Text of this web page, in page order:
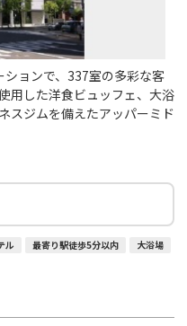
ションで、337室の多彩な客
用した洋食ビュッフェ、大浴
スジムを備えたアッパーミド
ル 最寄り駅徒歩5分以内 大浴場